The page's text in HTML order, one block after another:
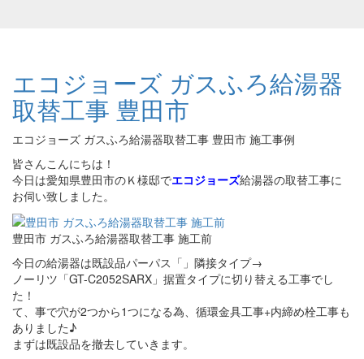
エコジョーズ ガスふろ給湯器
取替工事 豊田市
エコジョーズ ガスふろ給湯器取替工事 豊田市 施工事例
皆さんこんにちは！
今日は愛知県豊田市のＫ様邸でエコジョーズ給湯器の取替工事に
お伺い致しました。
豊田市 ガスふろ給湯器取替工事 施工前
今日の給湯器は既設品パーパス「」隣接タイプ→
ノーリツ「GT-C2052SARX」据置タイプに切り替える工事でし
た！
て、事で穴が2つから1つになる為、循環金具工事+内締め栓工事も
ありました♪
まずは既設品を撤去していきます。